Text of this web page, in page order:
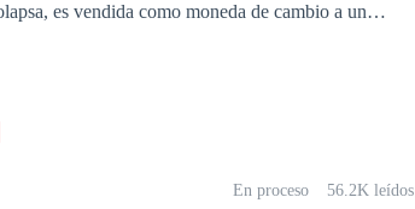
tem por Zeus, seu animal de estimação.
es vendida como moneda de cambio a un
lujos, miedo, deseo y
de todo lo que la aterra o enfrentar la verdad de
En proceso 56.2K leídos